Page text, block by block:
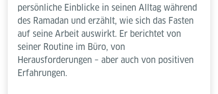
persönliche Einblicke in seinen Alltag während
des Ramadan und erzählt, wie sich das Fasten
auf seine Arbeit auswirkt. Er berichtet von
seiner Routine im Büro, von
Herausforderungen – aber auch von positiven
Erfahrungen.